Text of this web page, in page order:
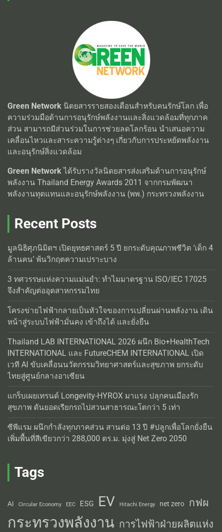
Green Network นิตยสารรายสองเดือนสำหรับคนรักษ์โลก เพื่อ
ความร่วมมือด้านการอนุรักษ์พลังงานและสิ่งแวดล้อมที่ทุกภาค
ส่วน สามารถมีส่วนร่วมในการช่วยลดโลกร้อน นำเสนอความ
เคลื่อนไหวและสาระความรู้ต่างๆ เกี่ยวกับการประหยัดพลังงาน
และอนุรักษ์สิ่งแวดล้อม
Green Networkได้รับรางวัลนิตยสารส่งเสริมด้านการอนุรักษ์
พลังงาน Thailand Energy Awards 2011 จากกรมพัฒนา
พลังงานทุดแทนและอนุรักษ์พลังงาน (พพ.) กระทรวงพลังงาน
Recent Posts
มูลนิธิศุภนิมิตฯ เปิดยุทธศาสตร์ 5 ปี ยกระดับคุณภาพชีวิต ‘เด็ก 4
ล้านคน’ พ้นวิกฤตความเปราะบาง
3 ทศวรรษแห่งความแม่นยำ: ทำไมมาตรฐาน ISO/IEC 17025
จึงสำคัญต่ออุตสาหกรรมไทย
โครงข่ายไฟฟ้ากลายเป็นหัวใจของการเปลี่ยนผ่านพลังงาน เดิน
หน้าสู่ระบบไฟฟ้ามั่นคง เข้าถึงได้ และยั่งยืน
Thailand LAB INTERNATIONAL 2026 ผนึก Bio+HealthTech
INTERNATIONAL และ FutureCHEM INTERNATIONAL เปิด
เวที AI ขับเคลื่อนนวัตกรรมวิทยาศาสตร์และสุขภาพ ยกระดับ
ไทยสู่ศูนย์กลางอาเซียน
แกร็บเผยเทรนด์ Longevity-HYROX มาแรง ปลุกคนเมืองรัก
สุขภาพ ดันยอดเรียกรถไปสวนสาธารณะโตกว่า 5 เท่า
ซีพีแรม ผนึกกำลังทุกภาคส่วน สานต่อ 13 ปี #ปลูกเพื่อโลกยั่งยืน
เพิ่มพื้นที่สีเขียวกว่า 288,000 ตร.ม. มุ่งสู่ Net Zero 2050
Tags
AI Circular Economy EEC ESG EV Hitachi Energy net zero กฟผ
กระทรวงพลังงาน การไฟฟ้าฝ่ายผลิตแห่ง